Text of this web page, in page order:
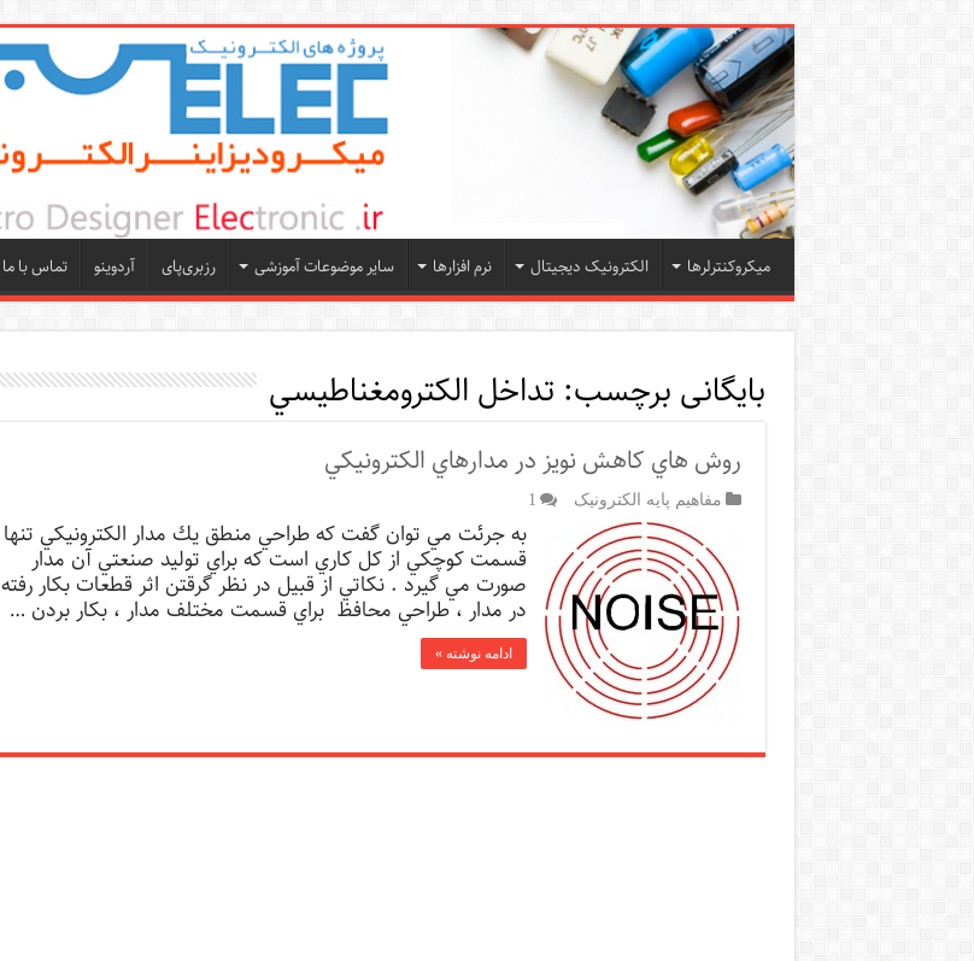
میکروکنترلرها الکترونیک دیجیتال نرم افزارها سایر موضوعات آموزشی رزبری‌پای آردوینو تماس با ما
بایگانی برچسب: تداخل الكترومغناطيسي
روش هاي كاهش نويز در مدارهاي الكترونيكي
مفاهیم پایه الکترونیک 1
به جرئت مي توان گفت كه طراحي منطق يك مدار الكترونيكي تنها
قسمت كوچكي از كل كاري است كه براي توليد صنعتي آن مدار
صورت مي گيرد . نكاتي از قبيل در نظر گرقتن اثر قطعات بكار رفته
در مدار ، طراحي محافظ براي قسمت مختلف مدار ، بكار بردن …
ادامه نوشته »